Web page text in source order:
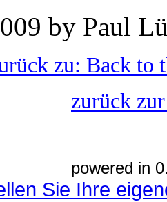
by Paul
zu: Back to
zurück
powered in
Sie Ihre